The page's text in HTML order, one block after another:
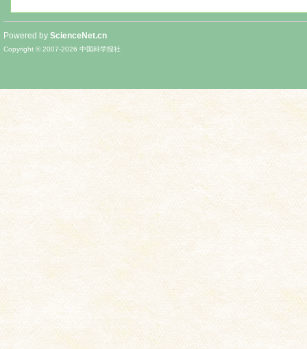
Powered by ScienceNet.cn
Copyright © 2007-2026 中国科学报社